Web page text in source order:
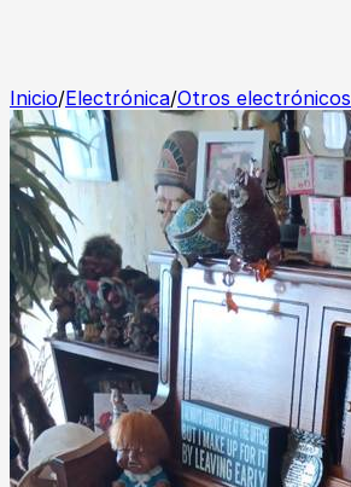
Inicio/Electrónica/Otros electrónicos